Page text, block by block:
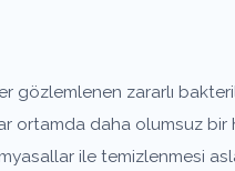
gözlemlenen zararlı
ortamda daha olumsuz bir
ile temizlenmesi